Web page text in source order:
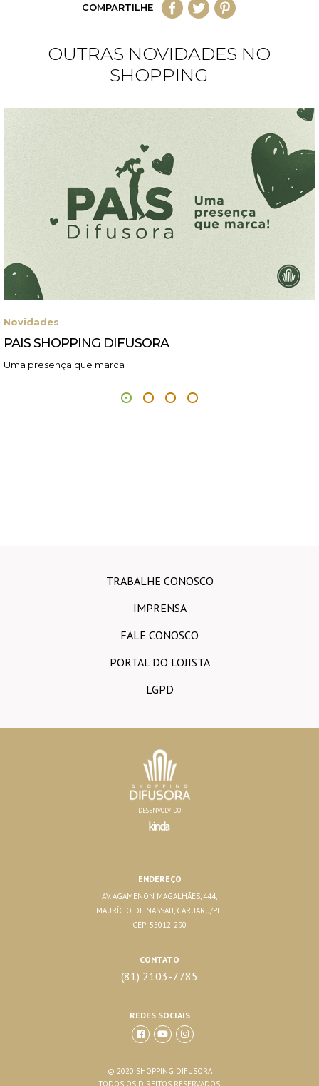
COMPARTILHE
OUTRAS NOVIDADES NO
SHOPPING
Novidades
PAIS SHOPPING DIFUSORA
Uma presença que marca
TRABALHE CONOSCO
IMPRENSA
FALE CONOSCO
PORTAL DO LOJISTA
LGPD
DESENVOLVIDO
ENDEREÇO
AV. AGAMENON MAGALHÃES, 444,
MAURÍCIO DE NASSAU, CARUARU/PE.
CEP: 55012-290
CONTATO
(81) 2103-7785
REDES SOCIAIS
© 2020 SHOPPING DIFUSORA
TODOS OS DIREITOS RESERVADOS.